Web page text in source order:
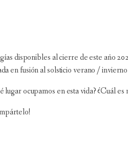
disponibles al cierre de este año
en fusión al solsticio verano /
ocupamos en esta vida? ¿Cuál